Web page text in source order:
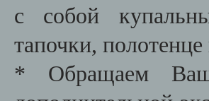
с собой
тапочки,
* Обращаем